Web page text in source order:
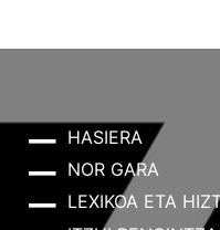
HASIERA
NOR GARA
LEXIKOA ETA